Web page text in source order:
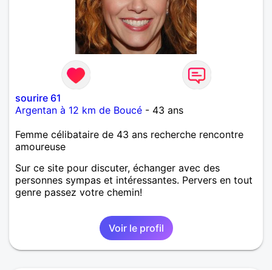
sourire 61
Argentan à 12 km de Boucé - 43 ans
Femme célibataire de 43 ans recherche rencontre
amoureuse
Sur ce site pour discuter, échanger avec des
personnes sympas et intéressantes. Pervers en tout
genre passez votre chemin!
Voir le profil